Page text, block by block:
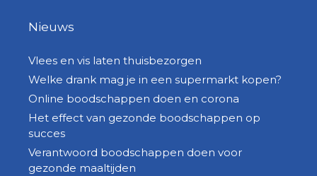
Nieuws
Vlees en vis laten thuisbezorgen
Welke drank mag je in een supermarkt kopen?
Online boodschappen doen en corona
Het effect van gezonde boodschappen op
succes
Verantwoord boodschappen doen voor
gezonde maaltijden